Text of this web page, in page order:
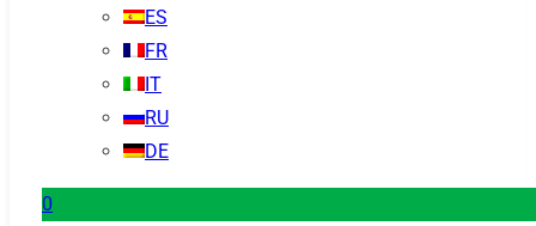
ES
FR
IT
RU
DE
0